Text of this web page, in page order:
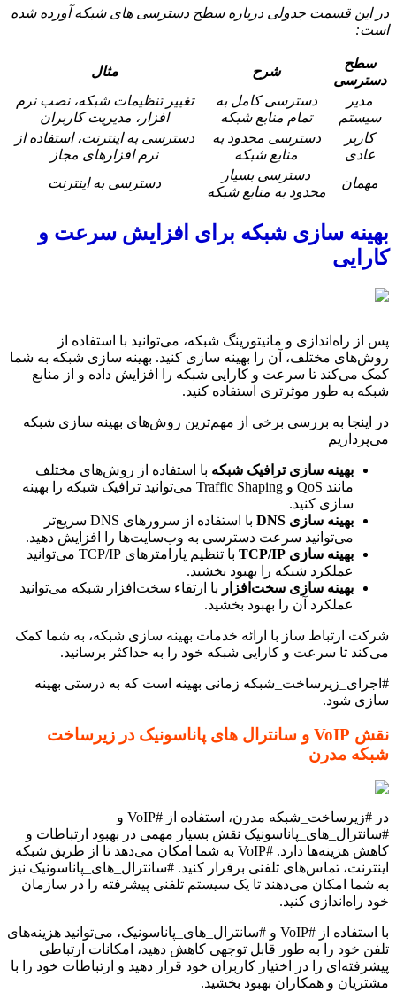
در این قسمت جدولی درباره سطح دسترسی های شبکه آورده شده
است:
سطح
دسترسی
شرح
مثال
مدیر
سیستم
دسترسی کامل به
تمام منابع شبکه
تغییر تنظیمات شبکه، نصب نرم
افزار، مدیریت کاربران
کاربر
عادی
دسترسی محدود به
منابع شبکه
دسترسی به اینترنت، استفاده از
نرم افزارهای مجاز
مهمان
دسترسی بسیار
محدود به منابع شبکه
دسترسی به اینترنت
بهینه سازی شبکه برای افزایش سرعت و
کارایی
پس از راه‌اندازی و مانیتورینگ شبکه، می‌توانید با استفاده از
روش‌های مختلف، آن را بهینه سازی کنید. بهینه سازی شبکه به شما
کمک می‌کند تا سرعت و کارایی شبکه را افزایش داده و از منابع
شبکه به طور موثرتری استفاده کنید.
در اینجا به بررسی برخی از مهم‌ترین روش‌های بهینه سازی شبکه
می‌پردازیم
بهینه سازی ترافیک شبکه با استفاده از روش‌های مختلف
مانند QoS و Traffic Shaping می‌توانید ترافیک شبکه را بهینه
سازی کنید.
بهینه سازی DNS
با استفاده از سرورهای DNS سریع‌تر
می‌توانید سرعت دسترسی به وب‌سایت‌ها را افزایش دهید.
بهینه سازی TCP/IP
با تنظیم پارامترهای TCP/IP می‌توانید
عملکرد شبکه را بهبود بخشید.
بهینه سازی سخت‌افزار با ارتقاء سخت‌افزار شبکه می‌توانید
عملکرد آن را بهبود بخشید.
شرکت ارتباط ساز با ارائه خدمات بهینه سازی شبکه، به شما کمک
می‌کند تا سرعت و کارایی شبکه خود را به حداکثر برسانید.
#اجرای_زیرساخت_شبکه زمانی بهینه است که به درستی بهینه
سازی شود.
نقش VoIP و سانترال های پاناسونیک در زیرساخت
شبکه مدرن
در #زیرساخت_شبکه مدرن، استفاده از #VoIP و
#سانترال_های_پاناسونیک نقش بسیار مهمی در بهبود ارتباطات و
کاهش هزینه‌ها دارد. #VoIP به شما امکان می‌دهد تا از طریق شبکه
اینترنت، تماس‌های تلفنی برقرار کنید. #سانترال_های_پاناسونیک نیز
به شما امکان می‌دهند تا یک سیستم تلفنی پیشرفته را در سازمان
خود راه‌اندازی کنید.
با استفاده از #VoIP و #سانترال_های_پاناسونیک، می‌توانید هزینه‌های
تلفن خود را به طور قابل توجهی کاهش دهید، امکانات ارتباطی
پیشرفته‌ای را در اختیار کاربران خود قرار دهید و ارتباطات خود را با
مشتریان و همکاران بهبود بخشید.